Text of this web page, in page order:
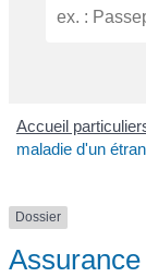
Accueil
maladie d'un
Dossier